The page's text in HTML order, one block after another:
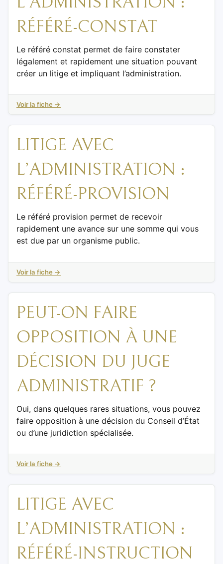
RÉFÉRÉ-CONSTAT
Le référé constat permet de faire constater
légalement et rapidement une situation pouvant
créer un litige et impliquant l’administration.
Voir la fiche →
LITIGE AVEC
L’ADMINISTRATION :
RÉFÉRÉ-PROVISION
Le référé provision permet de recevoir
rapidement une avance sur une somme qui vous
est due par un organisme public.
Voir la fiche →
PEUT-ON FAIRE
OPPOSITION À UNE
DÉCISION DU JUGE
ADMINISTRATIF ?
Oui, dans quelques rares situations, vous pouvez
faire opposition à une décision du Conseil d’État
ou d’une juridiction spécialisée.
Voir la fiche →
LITIGE AVEC
L’ADMINISTRATION :
RÉFÉRÉ-INSTRUCTION